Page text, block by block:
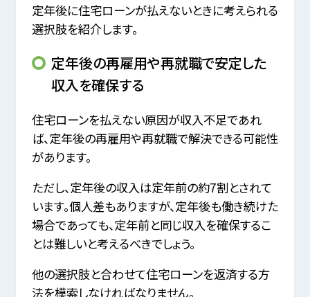
定年後に住宅ローンが払えないときに考えられる
選択肢を紹介します。
定年後の再雇用や再就職で安定した
収入を確保する
住宅ローンを払えない原因が収入不足であれ
ば、定年後の再雇用や再就職で解決できる可能性
があります。
ただし、定年後の収入は定年前の約7割とされて
います。個人差もありますが、定年後も働き続けた
場合であっても、定年前と同じ収入を確保するこ
とは難しいと考えるべきでしょう。
他の選択肢と合わせて住宅ローンを返済する方
法を模索しなければなりません。